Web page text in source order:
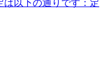
は以下の通りです：定